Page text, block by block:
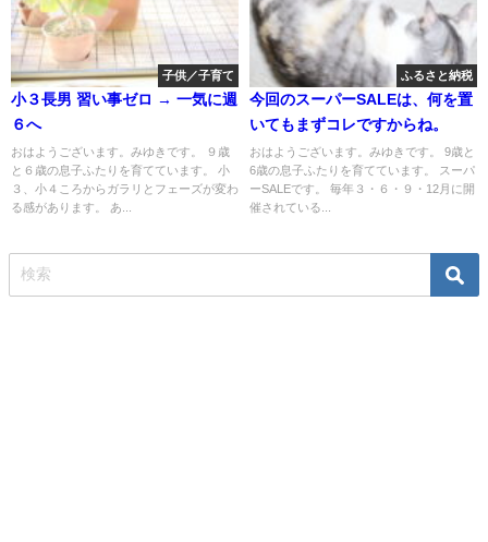
子供／子育て
小３長男 習い事ゼロ → 一気に週
６へ
おはようございます。みゆきです。 ９歳
と６歳の息子ふたりを育てています。 小
３、小４ころからガラリとフェーズが変わ
る感があります。 あ...
ふるさと納税
今回のスーパーSALEは、何を置
いてもまずコレですからね。
おはようございます。みゆきです。 9歳と
6歳の息子ふたりを育てています。 スーパ
ーSALEです。 毎年３・６・９・12月に開
催されている...